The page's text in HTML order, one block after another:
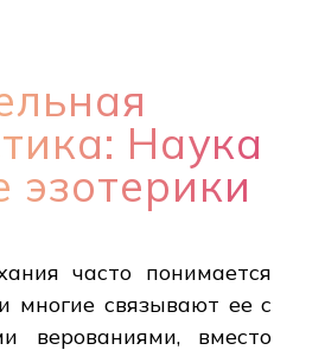
Наука
эзотерики
часто понимается
многие связывают ее с
верованиями, вместо